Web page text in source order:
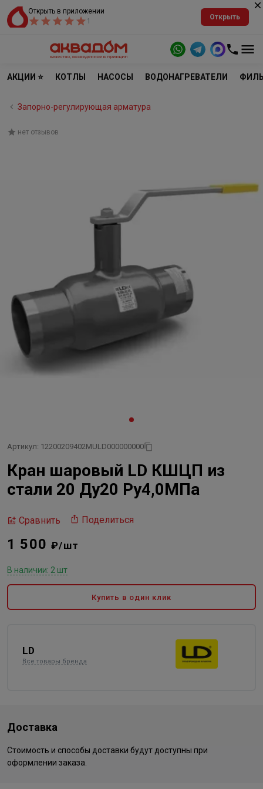
Открыть в приложении
1
Открыть
АКЦИИ ⭐ КОТЛЫ НАСОСЫ ВОДОНАГРЕВАТЕЛИ
Запорно-регулирующая арматура
нет отзывов
Артикул: 12200209402MULD000000000
Кран шаровый LD КШЦП из
стали 20 Ду20 Ру4,0МПа
Сравнить Поделиться
1 500₽/шт
В наличии: 2 шт
Купить в один клик
LD
Все товары бренда
Доставка
Стоимость и способы доставки будут доступны при
оформлении заказа.